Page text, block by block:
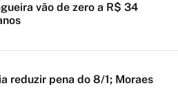
vão de zero a R$ 34
reduzir pena do 8/1; Moraes